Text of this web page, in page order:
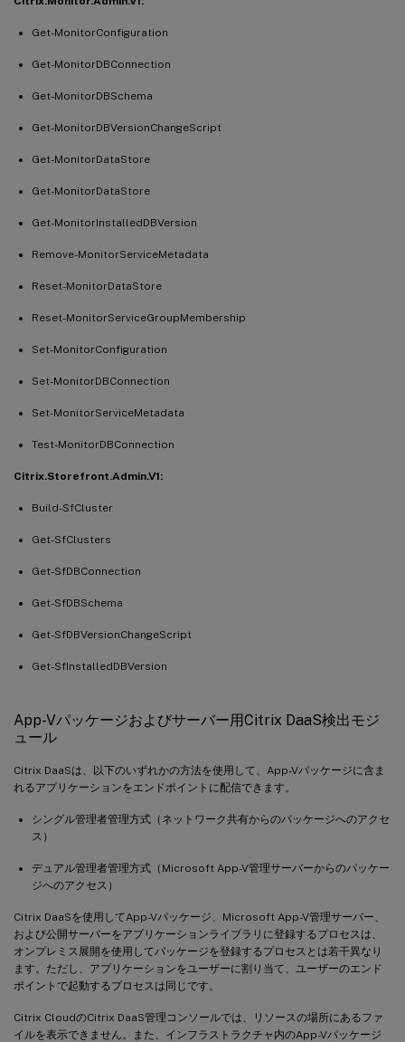
Get-MonitorConfiguration
Get-MonitorDBConnection
Get-MonitorDBSchema
Get-MonitorDBVersionChangeScript
Get-MonitorDataStore
Get-MonitorDataStore
Get-MonitorInstalledDBVersion
Remove-MonitorServiceMetadata
Reset-MonitorDataStore
Reset-MonitorServiceGroupMembership
Set-MonitorConfiguration
Set-MonitorDBConnection
Set-MonitorServiceMetadata
Test-MonitorDBConnection
Citrix.Storefront.Admin.V1:
Build-SfCluster
Get-SfClusters
Get-SfDBConnection
Get-SfDBSchema
Get-SfDBVersionChangeScript
Get-SfInstalledDBVersion
App-Vパッケージおよびサーバー用Citrix DaaS検出モジ
ュール
Citrix DaaSは、以下のいずれかの方法を使用して、App-Vパッケージに含ま
れるアプリケーションをエンドポイントに配信できます。
シングル管理者管理方式（ネットワーク共有からのパッケージへのアクセ
ス）
デュアル管理者管理方式（Microsoft App-V管理サーバーからのパッケー
ジへのアクセス）
Citrix DaaSを使用してApp-Vパッケージ、Microsoft App-V管理サーバー、
および公開サーバーをアプリケーションライブラリに登録するプロセスは、
オンプレミス展開を使用してパッケージを登録するプロセスとは若干異なり
ます。ただし、アプリケーションをユーザーに割り当て、ユーザーのエンド
ポイントで起動するプロセスは同じです。
Citrix CloudのCitrix DaaS管理コンソールでは、リソースの場所にあるファ
イルを表示できません。また、インフラストラクチャ内のApp-Vパッケージ